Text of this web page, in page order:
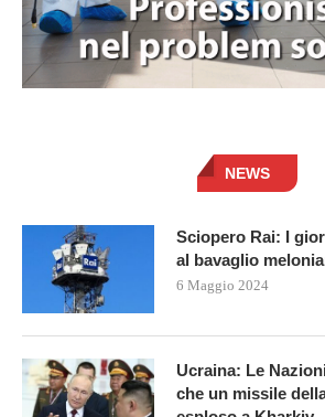
NEWS
Sciopero Rai: I
al bavaglio
6 Maggio 2024
Ucraina: Le
che un missile